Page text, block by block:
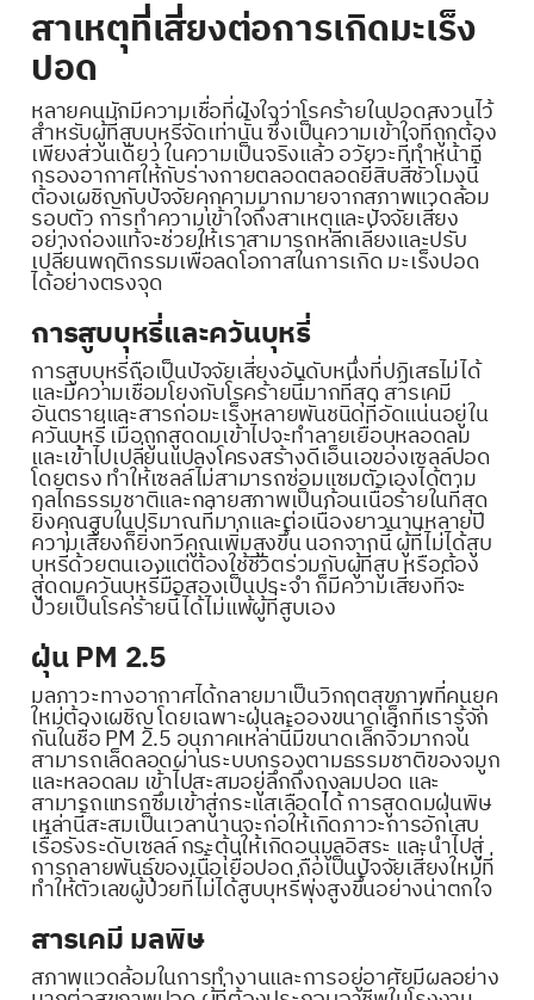
สาเหตุที่เสี่ยงต่อการเกิดมะเร็ง
ปอด
หลายคนมักมีความเชื่อที่ฝังใจว่าโรคร้ายในปอดสงวนไว้
สำหรับผู้ที่สูบบุหรี่จัดเท่านั้น ซึ่งเป็นความเข้าใจที่ถูกต้อง
เพียงส่วนเดียว ในความเป็นจริงแล้ว อวัยวะที่ทำหน้าที่
กรองอากาศให้กับร่างกายตลอดตลอดยี่สิบสี่ชั่วโมงนี้
ต้องเผชิญกับปัจจัยคุกคามมากมายจากสภาพแวดล้อม
รอบตัว การทำความเข้าใจถึงสาเหตุและปัจจัยเสี่ยง
อย่างถ่องแท้จะช่วยให้เราสามารถหลีกเลี่ยงและปรับ
เปลี่ยนพฤติกรรมเพื่อลดโอกาสในการเกิด มะเร็งปอด
ได้อย่างตรงจุด
การสูบบุหรี่และควันบุหรี่
การสูบบุหรี่ถือเป็นปัจจัยเสี่ยงอันดับหนึ่งที่ปฏิเสธไม่ได้
และมีความเชื่อมโยงกับโรคร้ายนี้มากที่สุด สารเคมี
อันตรายและสารก่อมะเร็งหลายพันชนิดที่อัดแน่นอยู่ใน
ควันบุหรี่ เมื่อถูกสูดดมเข้าไปจะทำลายเยื่อบุหลอดลม
และเข้าไปเปลี่ยนแปลงโครงสร้างดีเอ็นเอของเซลล์ปอด
โดยตรง ทำให้เซลล์ไม่สามารถซ่อมแซมตัวเองได้ตาม
กลไกธรรมชาติและกลายสภาพเป็นก้อนเนื้อร้ายในที่สุด
ยิ่งคุณสูบในปริมาณที่มากและต่อเนื่องยาวนานหลายปี
ความเสี่ยงก็ยิ่งทวีคูณเพิ่มสูงขึ้น นอกจากนี้ ผู้ที่ไม่ได้สูบ
บุหรี่ด้วยตนเองแต่ต้องใช้ชีวิตร่วมกับผู้ที่สูบ หรือต้อง
สูดดมควันบุหรี่มือสองเป็นประจำ ก็มีความเสี่ยงที่จะ
ป่วยเป็นโรคร้ายนี้ได้ไม่แพ้ผู้ที่สูบเอง
ฝุ่น PM 2.5
มลภาวะทางอากาศได้กลายมาเป็นวิกฤตสุขภาพที่คนยุค
ใหม่ต้องเผชิญ โดยเฉพาะฝุ่นละอองขนาดเล็กที่เรารู้จัก
กันในชื่อ PM 2.5 อนุภาคเหล่านี้มีขนาดเล็กจิ๋วมากจน
สามารถเล็ดลอดผ่านระบบกรองตามธรรมชาติของจมูก
และหลอดลม เข้าไปสะสมอยู่ลึกถึงถุงลมปอด และ
สามารถแทรกซึมเข้าสู่กระแสเลือดได้ การสูดดมฝุ่นพิษ
เหล่านี้สะสมเป็นเวลานานจะก่อให้เกิดภาวะการอักเสบ
เรื้อรังระดับเซลล์ กระตุ้นให้เกิดอนุมูลอิสระ และนำไปสู่
การกลายพันธุ์ของเนื้อเยื่อปอด ถือเป็นปัจจัยเสี่ยงใหม่ที่
ทำให้ตัวเลขผู้ป่วยที่ไม่ได้สูบบุหรี่พุ่งสูงขึ้นอย่างน่าตกใจ
สารเคมี มลพิษ
สภาพแวดล้อมในการทำงานและการอยู่อาศัยมีผลอย่าง